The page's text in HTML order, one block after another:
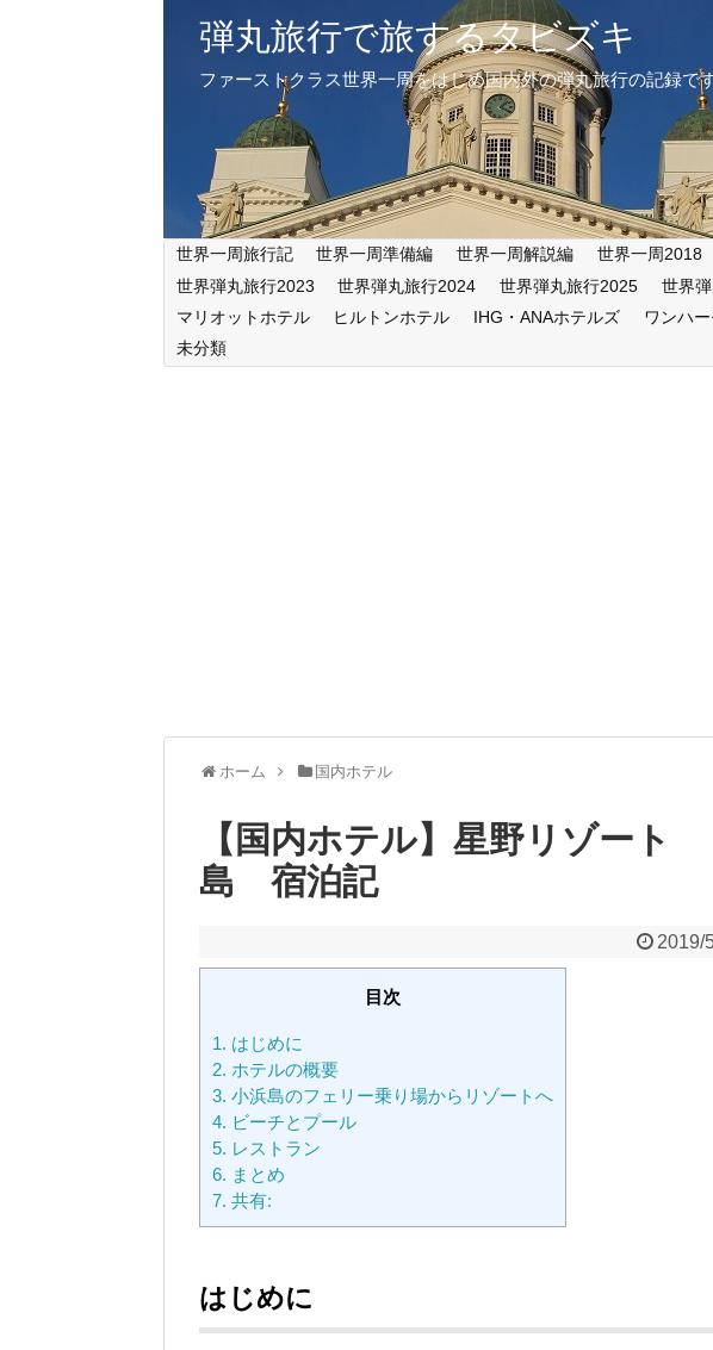
弾丸旅行で旅するタビズキ
ファーストクラス世界一周をはじめ国内外の弾丸旅行の記録で
世界一周旅行記 世界一周準備編 世界一周解説編 世界一周2018
世界弾丸旅行2023
世界弾丸旅行2024 世界弾丸旅行2025 世界
マリオットホテル
ヒルトンホテル IHG・ANAホテルズ ワンハ
未分類
ホーム 国内ホテル
【国内ホテル】星野リゾート
島 宿泊記
2019/
目次
1. はじめに
2. ホテルの概要
3. 小浜島のフェリー乗り場からリゾートへ
4. ビーチとプール
5. レストラン
6. まとめ
7. 共有:
はじめに